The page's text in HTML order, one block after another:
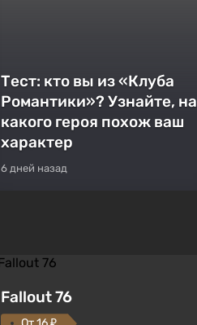
Тест: кто вы из «Клуба
Романтики»? Узнайте, на
какого героя похож ваш
характер
6 дней назад
Fallout 76